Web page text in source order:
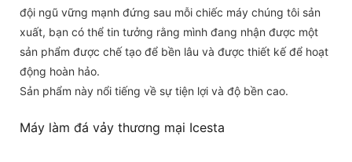
đội ngũ vững mạnh đứng sau mỗi chiếc máy chúng tôi sản
xuất, bạn có thể tin tưởng rằng mình đang nhận được một
sản phẩm được chế tạo để bền lâu và được thiết kế để hoạt
động hoàn hảo.
Sản phẩm này nổi tiếng về sự tiện lợi và độ bền cao.
Máy làm đá vảy thương mại Icesta